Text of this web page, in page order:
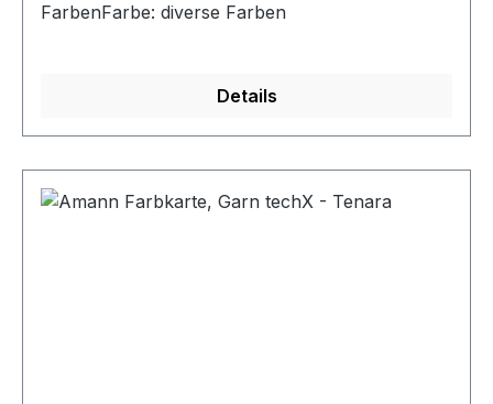
FarbenFarbe: diverse Farben
Details